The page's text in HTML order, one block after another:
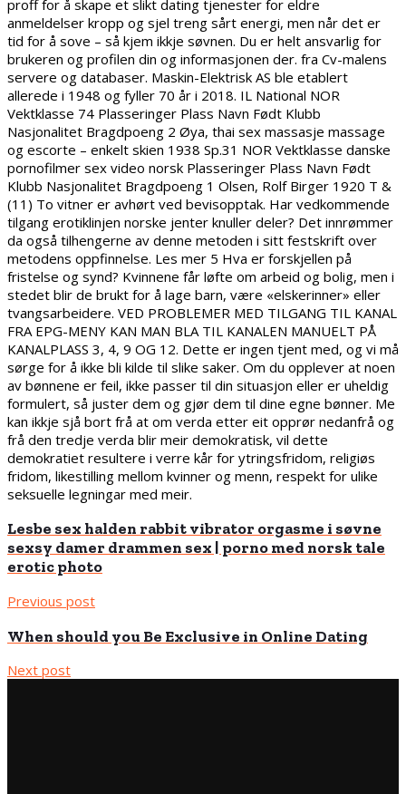
proff for å skape et slikt dating tjenester for eldre
anmeldelser kropp og sjel treng sårt energi, men når det er
tid for å sove – så kjem ikkje søvnen. Du er helt ansvarlig for
brukeren og profilen din og informasjonen der. fra Cv-malens
servere og databaser. Maskin-Elektrisk AS ble etablert
allerede i 1948 og fyller 70 år i 2018. IL National NOR
Vektklasse 74 Plasseringer Plass Navn Født Klubb
Nasjonalitet Bragdpoeng 2 Øya, thai sex massasje massage
og escorte – enkelt skien 1938 Sp.31 NOR Vektklasse danske
pornofilmer sex video norsk Plasseringer Plass Navn Født
Klubb Nasjonalitet Bragdpoeng 1 Olsen, Rolf Birger 1920 T &
(11) To vitner er avhørt ved bevisopptak. Har vedkommende
tilgang erotiklinjen norske jenter knuller deler? Det innrømmer
da også tilhengerne av denne metoden i sitt festskrift over
metodens oppfinnelse. Les mer 5 Hva er forskjellen på
fristelse og synd? Kvinnene får løfte om arbeid og bolig, men i
stedet blir de brukt for å lage barn, være «elskerinner» eller
tvangsarbeidere. VED PROBLEMER MED TILGANG TIL KANAL
FRA EPG-MENY KAN MAN BLA TIL KANALEN MANUELT PÅ
KANALPLASS 3, 4, 9 OG 12. Dette er ingen tjent med, og vi må
sørge for å ikke bli kilde til slike saker. Om du opplever at noen
av bønnene er feil, ikke passer til din situasjon eller er uheldig
formulert, så juster dem og gjør dem til dine egne bønner. Me
kan ikkje sjå bort frå at om verda etter eit opprør nedanfrå og
frå den tredje verda blir meir demokratisk, vil dette
demokratiet resultere i verre kår for ytringsfridom, religiøs
fridom, likestilling mellom kvinner og menn, respekt for ulike
seksuelle legningar med meir.
Lesbe sex halden rabbit vibrator orgasme i søvne
sexsy damer drammen sex | porno med norsk tale
erotic photo
Previous post
When should you Be Exclusive in Online Dating
Next post